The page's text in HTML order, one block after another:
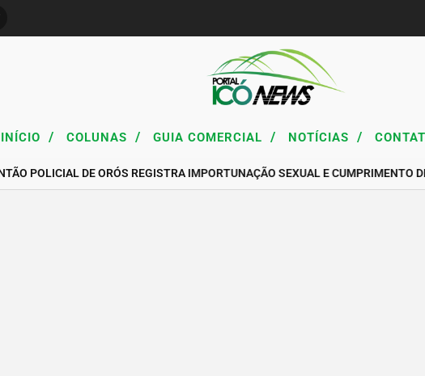
INÍCIO / COLUNAS / GUIA COMERCIAL / NOTÍCIAS /
POLICIAL DE ORÓS REGISTRA IMPORTUNAÇÃO SEXUAL E CUMPRIMENTO